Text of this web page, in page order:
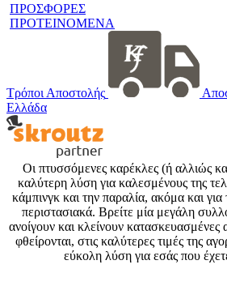
ΠΡΟΣΦΟΡΕΣ
ΠΡΟΤΕΙΝΟΜΕΝΑ
Τρόποι Αποστολής
Ελλάδα
Οι πτυσσόμενες καρέκλες (ή αλλιώς
καλύτερη λύση για καλεσμένους της
κάμπινγκ και την παραλία, ακόμα και
περιστασιακά. Βρείτε μία μεγάλη
ανοίγουν και κλείνουν κατασκευασμένες
φθείρονται, στις καλύτερες τιμές της
εύκολη λύση για εσάς που